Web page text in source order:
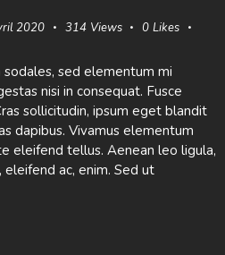
2020 314 Views 0 Likes
sodales, sed elementum mi
nisi in consequat. Fusce
sollicitudin, ipsum eget blandit
dapibus. Vivamus elementum
eleifend tellus. Aenean leo ligula,
ac, enim. Sed ut